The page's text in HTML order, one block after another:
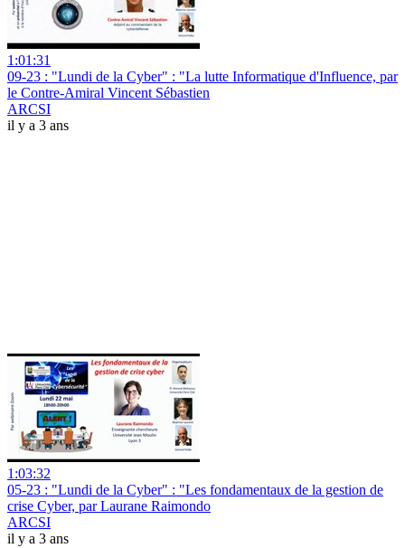
1:01:31
09-23 : "Lundi de la Cyber" : "La lutte Informatique d'Influence, par
le Contre-Amiral Vincent Sébastien
ARCSI
il y a 3 ans
1:03:32
05-23 : "Lundi de la Cyber" : "Les fondamentaux de la gestion de
crise Cyber, par Laurane Raimondo
ARCSI
il y a 3 ans